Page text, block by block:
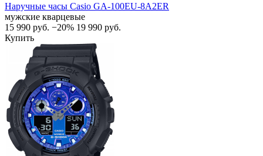
Наручные часы Casio GA-100EU-8A2ER
мужские кварцевые
15 990 руб. −20% 19 990 руб.
Купить